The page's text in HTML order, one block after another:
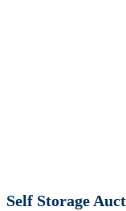
Self Storage